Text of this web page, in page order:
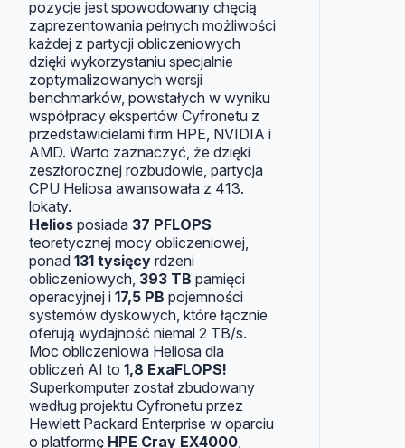
pozycje jest spowodowany chęcią
zaprezentowania pełnych możliwości
każdej z partycji obliczeniowych
dzięki wykorzystaniu specjalnie
zoptymalizowanych wersji
benchmarków, powstałych w wyniku
współpracy ekspertów Cyfronetu z
przedstawicielami firm HPE, NVIDIA i
AMD. Warto zaznaczyć, że dzięki
zeszłorocznej rozbudowie, partycja
CPU Heliosa awansowała z 413.
lokaty.
Helios posiada 37 PFLOPS
teoretycznej mocy obliczeniowej,
ponad 131 tysięcy rdzeni
obliczeniowych, 393 TB pamięci
operacyjnej i 17,5 PB pojemności
systemów dyskowych, które łącznie
oferują wydajność niemal 2 TB/s.
Moc obliczeniowa Heliosa dla
obliczeń AI to 1,8 ExaFLOPS!
Superkomputer został zbudowany
według projektu Cyfronetu przez
Hewlett Packard Enterprise w oparciu
o platformę HPE Cray EX4000,